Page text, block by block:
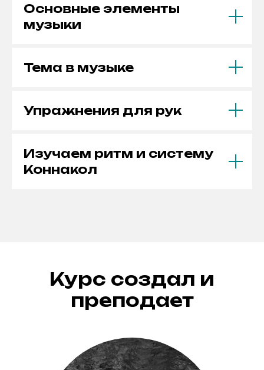
Основные элементы
музыки
Тема в музыке
Упражнения для рук
Изучаем ритм и систему
Коннакол
Курс создал и
преподает